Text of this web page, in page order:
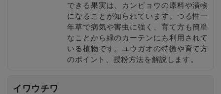
できる果実は、カンピョウの原料や漬物
になることが知られています。つる性一
年草で病気や害虫に強く、育て方も簡単
なことから緑のカーテンにも利用されて
いる植物です。ユウガオの特徴や育て方
のポイント、授粉方法を解説します。
イワウチワ